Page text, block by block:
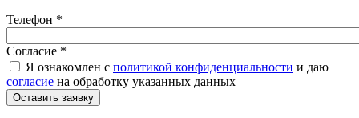
Телефон *
Согласие *
Я ознакомлен с политикой конфиденциальности и даю
согласие на обработку указанных данных